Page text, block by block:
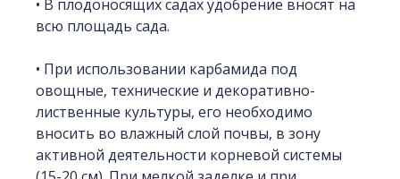
• В плодоносящих садах удобрение вносят на
всю площадь сада.
• При использовании карбамида под
овощные, технические и декоративно-
лиственные культуры, его необходимо
вносить во влажный слой почвы, в зону
активной деятельности корневой системы